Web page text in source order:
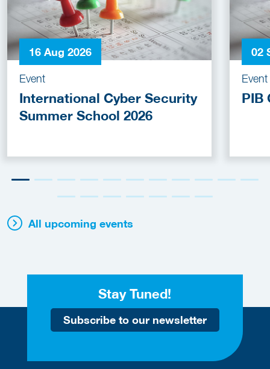
16 Aug 2026
Event
International Cyber Security
Summer School 2026
02
Event
PIB
All upcoming events
Stay Tuned!
Subscribe to our newsletter